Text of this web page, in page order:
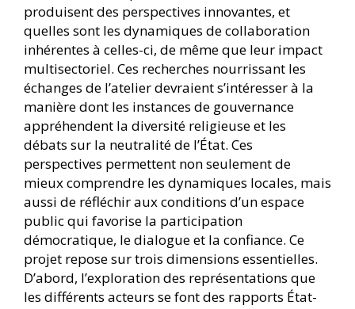
produisent des perspectives innovantes, et
quelles sont les dynamiques de collaboration
inhérentes à celles-ci, de même que leur impact
multisectoriel. Ces recherches nourrissant les
échanges de l’atelier devraient s’intéresser à la
manière dont les instances de gouvernance
appréhendent la diversité religieuse et les
débats sur la neutralité de l’État. Ces
perspectives permettent non seulement de
mieux comprendre les dynamiques locales, mais
aussi de réfléchir aux conditions d’un espace
public qui favorise la participation
démocratique, le dialogue et la confiance. Ce
projet repose sur trois dimensions essentielles.
D’abord, l’exploration des représentations que
les différents acteurs se font des rapports État-